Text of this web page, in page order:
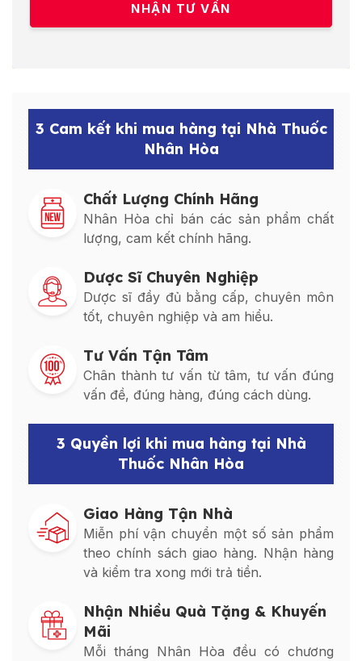
3 Cam kết khi mua hàng tại Nhà Thuốc
Nhân Hòa
Chất Lượng Chính Hãng
Nhân Hòa chỉ bán các sản phẩm chất
lượng, cam kết chính hãng.
Dược Sĩ Chuyên Nghiệp
Dược sĩ đầy đủ bằng cấp, chuyên môn
tốt, chuyên nghiệp và am hiểu.
Tư Vấn Tận Tâm
Chân thành tư vấn từ tâm, tư vấn đúng
vấn đề, đúng hàng, đúng cách dùng.
3 Quyền lợi khi mua hàng tại Nhà
Thuốc Nhân Hòa
Giao Hàng Tận Nhà
Miễn phí vận chuyển một số sản phẩm
theo chính sách giao hàng. Nhận hàng
và kiểm tra xong mới trả tiền.
Nhận Nhiều Quà Tặng & Khuyến
Mãi
Mỗi tháng Nhân Hòa đều có chương